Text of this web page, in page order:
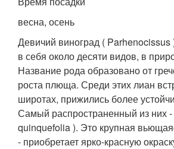
весна, осень
Девичий виноград (
в себя около десяти видов, в
Название рода образовано от
роста плюща. Среди этих лиан
широтах, прижились более
Самый распространенный из них -
quinquefolia ). Это крупная
- приобретает ярко-красную